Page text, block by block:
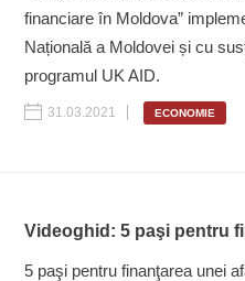
financiare în Moldova”
Națională a Moldovei și cu
programul UK AID.
31.03.2021 ECONOMIE
Videoghid: 5 paşi pentru
5 paşi pentru finanţarea unei